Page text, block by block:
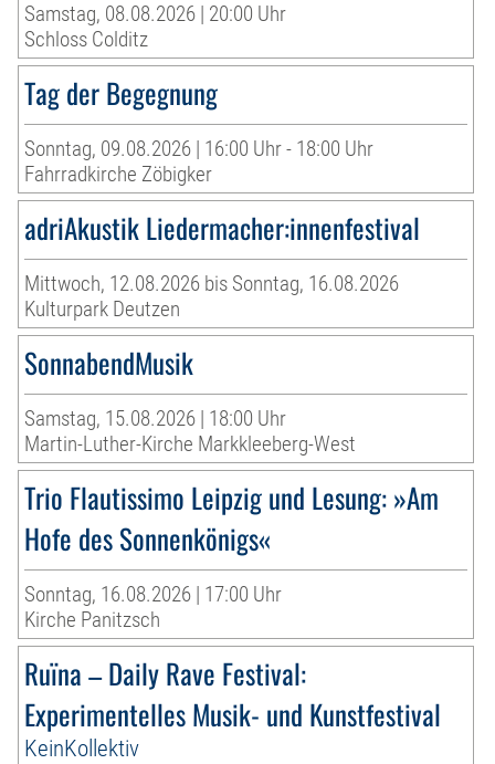
Samstag, 08.08.2026 | 20:00 Uhr
Schloss Colditz
Tag der Begegnung
Sonntag, 09.08.2026 | 16:00 Uhr - 18:00 Uhr
Fahrradkirche Zöbigker
adriAkustik Liedermacher:innenfestival
Mittwoch, 12.08.2026 bis Sonntag, 16.08.2026
Kulturpark Deutzen
SonnabendMusik
Samstag, 15.08.2026 | 18:00 Uhr
Martin-Luther-Kirche Markkleeberg-West
Trio Flautissimo Leipzig und Lesung: »Am
Hofe des Sonnenkönigs«
Sonntag, 16.08.2026 | 17:00 Uhr
Kirche Panitzsch
Ruïna – Daily Rave Festival:
Experimentelles Musik- und Kunstfestival
KeinKollektiv